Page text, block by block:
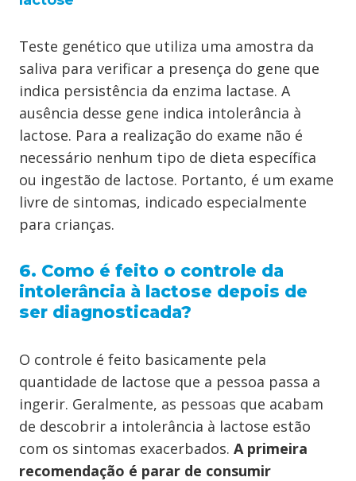
Teste genético que utiliza uma amostra da
saliva para verificar a presença do gene que
indica persistência da enzima lactase. A
ausência desse gene indica intolerância à
lactose. Para a realização do exame não é
necessário nenhum tipo de dieta específica
ou ingestão de lactose. Portanto, é um exame
livre de sintomas, indicado especialmente
para crianças.
6. Como é feito o controle da
intolerância à lactose depois de
ser diagnosticada?
O controle é feito basicamente pela
quantidade de lactose que a pessoa passa a
ingerir. Geralmente, as pessoas que acabam
de descobrir a intolerância à lactose estão
com os sintomas exacerbados. A primeira
recomendação é parar de consumir